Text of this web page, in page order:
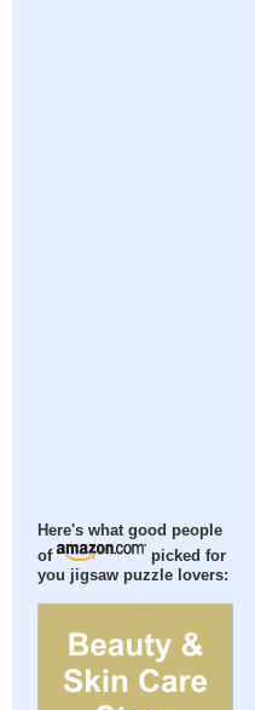
Here's what good people
of
picked for
you jigsaw puzzle lovers: